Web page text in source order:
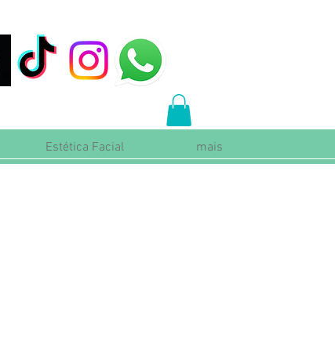
Estética Facial mais